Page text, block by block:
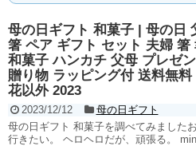
母の日ギフト 和菓子 | 母の日
箸 ペア ギフト セット 夫婦 箸
和菓子 ハンカチ 父母 プレゼ
贈り物 ラッピング付 送料無
花以外 2023
2023/12/12
母の日ギフト
母の日ギフト 和菓子を調べてみました
行きたい。 ヘロヘロだが、頑張る。